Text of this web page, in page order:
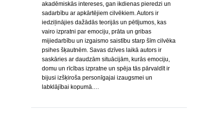
akadēmiskās intereses, gan ikdienas pieredzi un
sadarbību ar apkārtējiem cilvēkiem. Autors ir
iedziļinājies dažādās teorijās un pētījumos, kas
vairo izpratni par emociju, prāta un gribas
mijiedarbību un izgaismo saistību starp šīm cilvēka
psihes šķautnēm. Savas dzīves laikā autors ir
saskāries ar daudzām situācijām, kurās emociju,
domu un rīcības izpratne un spēja tās pārvaldīt ir
bijusi izšķiroša personīgajai izaugsmei un
labklājībai kopumā.…